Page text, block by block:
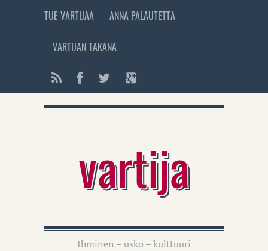
TUE VARTIJAA ANNA PALAUTETTA
VARTIJAN TAKANA
vartija
Ihminen – usko – kulttuuri